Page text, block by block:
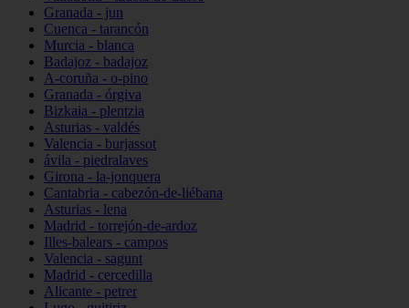
Granada - jun
Cuenca - tarancón
Murcia - blanca
Badajoz - badajoz
A-coruña - o-pino
Granada - órgiva
Bizkaia - plentzia
Asturias - valdés
Valencia - burjassot
ávila - piedralaves
Girona - la-jonquera
Cantabria - cabezón-de-liébana
Asturias - lena
Madrid - torrejón-de-ardoz
Illes-balears - campos
Valencia - sagunt
Madrid - cercedilla
Alicante - petrer